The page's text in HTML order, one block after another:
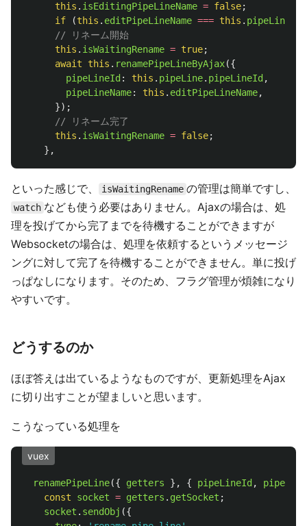
this . isEditingPipeLineName = false;
if
(this . editPipeLineName === this . pipeLine
// リネーム開始
this . isWaitingRename = true;
await
this . renamePipeLineByAjax({
pipeLineId : this . pipeLine. pipeLineId ,
pipeLineName: this . editPipeLineName,
});
// リネーム完了
this . isWaitingRename = false;
},
といった感じで、 isWaitingRename の管理は簡単ですし、
watch なども使う必要はありません。Ajaxの場合は、処
理を投げてから完了までを待機することができますが
Websocketの場合は、処理を依頼するというメッセージ
ングに対して完了を待機することができません。単に投げ
っぱなしになります。そのため、フラグ管理が煩雑になり
やすいです。
どうするのか
ほぼ答えは出ているようなものですが、更新処理をAjax
に切り出すことが望ましいと思います。
こうなっている処理を
vuex
renamePipeLine({ getters }, { pipeLineId ,
const
socket = getters . getSocket ;
socket . sendObj ({